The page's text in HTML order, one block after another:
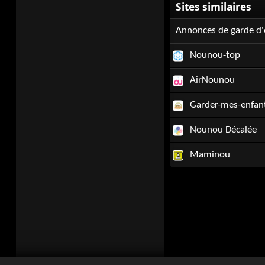
Annonces de garde
Nounou-top
AirNounou
Garder-mes-
Nounou Décalée
Maminou